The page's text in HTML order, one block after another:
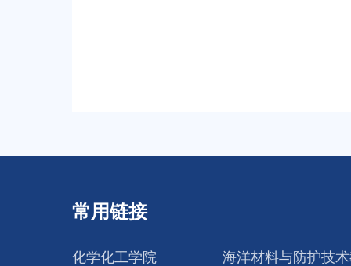
常用链接
化学化工学院
海洋材料与防护技